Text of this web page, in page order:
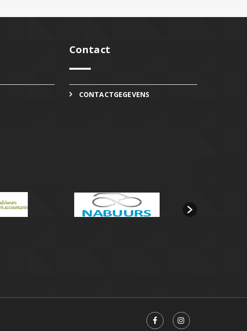
Contact
CONTACTGEGEVENS